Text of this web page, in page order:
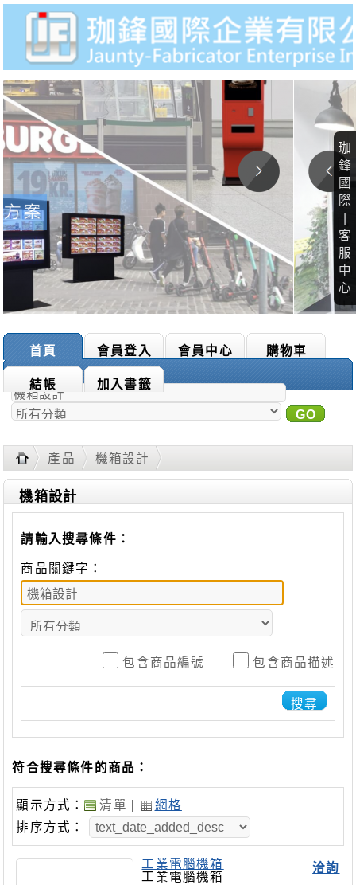
珈
鋒
國
際
客
服
中
心
首頁 會員登入 會員中心 購物車
結帳 加入書籤
商品搜尋：
GO
產品
機箱設計
機箱設計
請輸入搜尋條件：
商品關鍵字：
包含商品編號 包含商品描述
搜尋
符合搜尋條件的商品：
顯示方式： 清單
網格
排序方式：
洽詢
工業電腦機箱
工業電腦機箱